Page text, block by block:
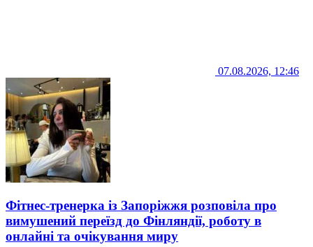
07.08.2026, 12:46
Фітнес-тренерка із Запоріжжя розповіла про
вимушений переїзд до Фінляндії, роботу в
онлайні та очікування миру